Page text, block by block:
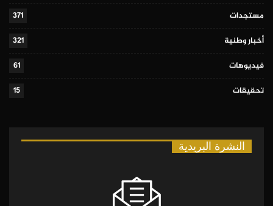
مستجدات
371
أخبار وطنية
321
فيديوهات
61
تحقيقات
15
النشرة البريدية